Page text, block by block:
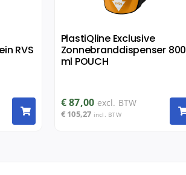
RVS
PlastiQline Exclusive
Zonnebranddispenser 800
ml POUCH
€87,00 excl. BTW
€105,27 incl. BTW